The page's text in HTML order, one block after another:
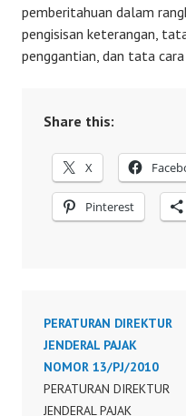
pemberitahuan dalam
pengisisan keterangan,
penggantian, dan tata
Share this:
X
Pinterest
PERATURAN DIREKTUR
JENDERAL PAJAK
NOMOR 13/PJ/2010
PERATURAN DIREKTUR
JENDERAL PAJAK